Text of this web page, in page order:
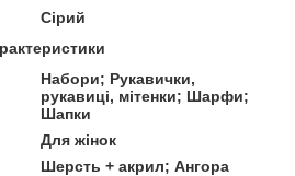
Сірий
Набори; Рукавички,
рукавиці, мітенки; Шарфи;
Шапки
Для жінок
Шерсть + акрил; Ангора